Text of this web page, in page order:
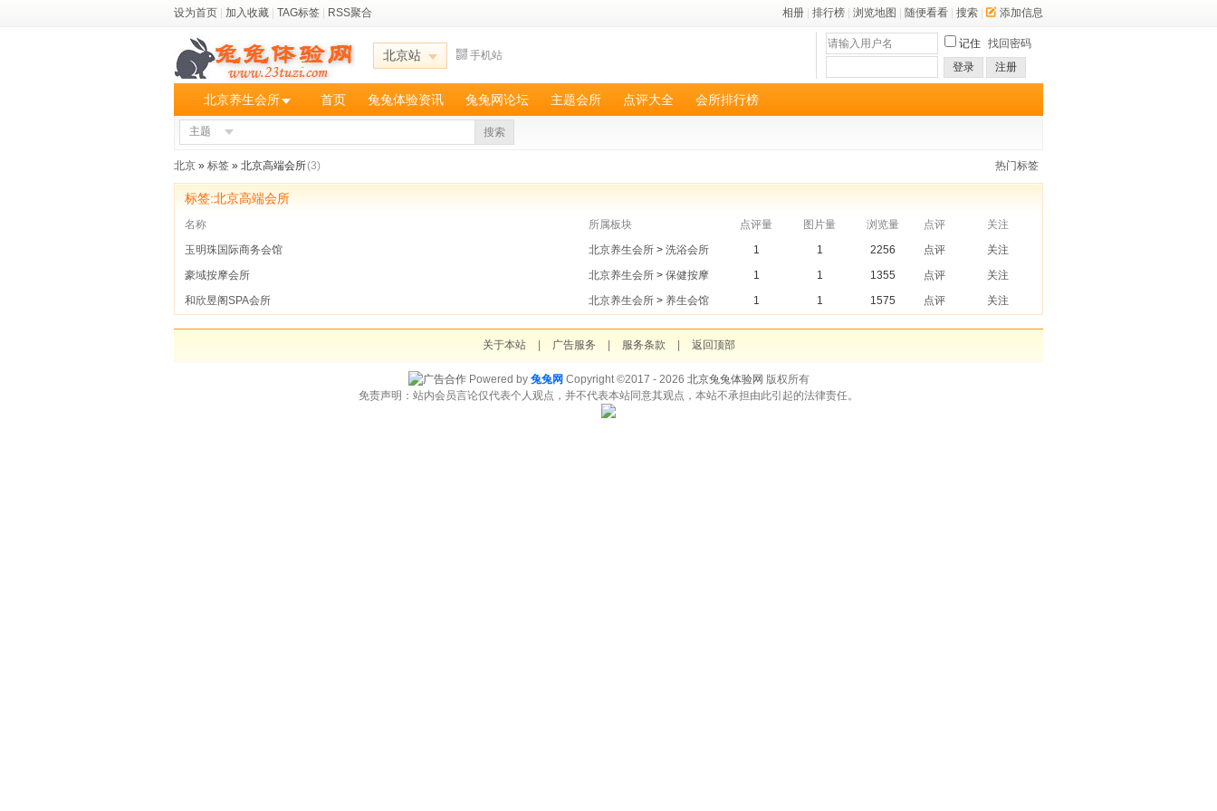
设为首页 加入收藏 TAG标签 RSS聚合 相册 排行榜 浏览地图 随便看看 搜索 添加信息
北京站 手机站
记住 找回密码
登录
注册
北京养生会所 首页 兔兔体验资讯 兔兔网论坛 主题会所 点评大全 会所排行榜
主题 搜索
热门标签
北京 » 标签 » 北京高端会所(3)
标签:北京高端会所
名称 所属板块 点评量 图片量 浏览量 点评
关注
玉明珠国际商务会馆
北京养生会所 > 洗浴会所 1 1 2256 点评
关注
豪域按摩会所
北京养生会所 > 保健按摩 1 1 1355 点评
关注
和欣昱阁SPA会所
北京养生会所 > 养生会馆 1 1 1575 点评 关注
关于本站 广告服务 服务条款 返回顶部
Powered by 兔兔网 Copyright ©2017 - 2026 北京兔兔体验网 版权所有
免责声明：站内会员言论仅代表个人观点，并不代表本站同意其观点，本站不承担由此引起的法律责任。